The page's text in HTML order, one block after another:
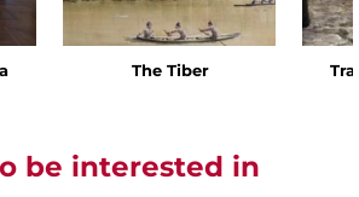
The Tiber
be interested in